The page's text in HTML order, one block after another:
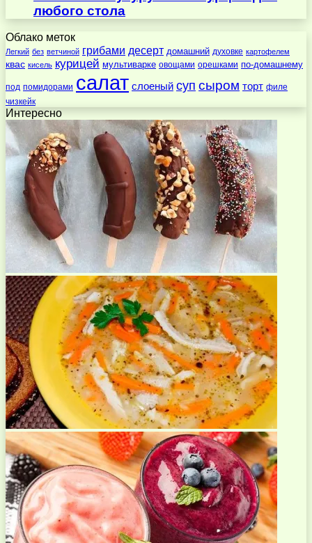
любого стола
Облако меток
Легкий без ветчиной грибами десерт домашний духовке картофелем
квас кисель курицей мультиварке овощами орешками по-домашнему
под помидорами салат слоеный суп сыром торт филе
чизкейк
Интересно